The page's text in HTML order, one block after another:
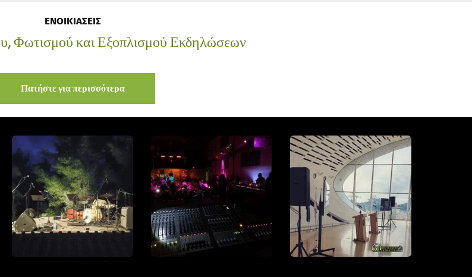
ΕΝΟΙΚΙΑΣΕΙΣ
Φωτισμού και Εξοπλισμού Εκδηλώσεων
Πατήστε για περισσότερα